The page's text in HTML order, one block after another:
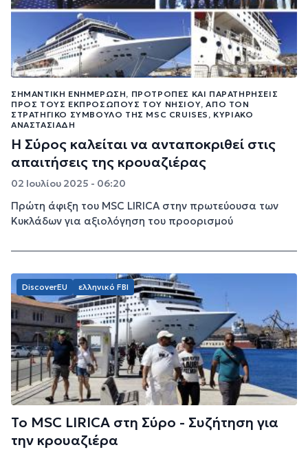
ΣΗΜΑΝΤΙΚΉ ΕΝΗΜΈΡΩΣΗ, ΠΡΟΤΡΟΠΈΣ ΚΑΙ ΠΑΡΑΤΗΡΉΣΕΙΣ
ΠΡΟΣ ΤΟΥΣ ΕΚΠΡΟΣΏΠΟΥΣ ΤΟΥ ΝΗΣΙΟΎ, ΑΠΌ ΤΟΝ
ΣΤΡΑΤΗΓΙΚΌ ΣΎΜΒΟΥΛΟ ΤΗΣ MSC CRUISES, ΚΥΡΙΆΚΟ
ΑΝΑΣΤΑΣΙΆΔΗ
Η Σύρος καλείται να ανταποκριθεί στις
απαιτήσεις της κρουαζιέρας
02 Ιουλίου 2025 - 06:20
Πρώτη άφιξη του MSC LIRICA στην πρωτεύουσα των
Κυκλάδων για αξιολόγηση του προορισμού
DiscoverEU ελληνικό FBI
Το MSC LIRICA στη Σύρο - Συζήτηση για
την κρουαζιέρα